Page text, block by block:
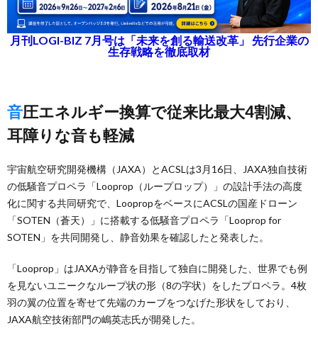
月刊LOGI-BIZ 7月号は「未来を創る輸送改革」 先行企業の
生存戦略を徹底取材
音圧エネルギー換算で従来比最大4割減、
耳障りな音も軽減
宇宙航空研究開発機構（JAXA）とACSLは3月16日、JAXA独自技術
の低騒音プロペラ「Looprop（ループロップ）」の設計手法の高度
化に関する共同研究で、LoopropをベースにACSLの国産ドローン
「SOTEN（蒼天）」に搭載する低騒音プロペラ「Looprop for
SOTEN」を共同開発し、静音効果を確認したと発表した。
「Looprop」はJAXAが静音を目指して独自に開発した、世界でも例
を見ないユニークなループ状の形（8の字状）をしたプロペラ。4枚
羽の翼の位置を寄せて先端のカーブをつなげた形状をしており、
JAXA航空技術部門の嶋英志氏が開発した。